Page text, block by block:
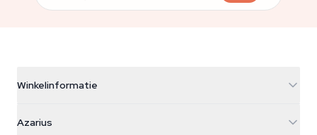
Winkelinformatie
Galvaniweg 11
Azarius